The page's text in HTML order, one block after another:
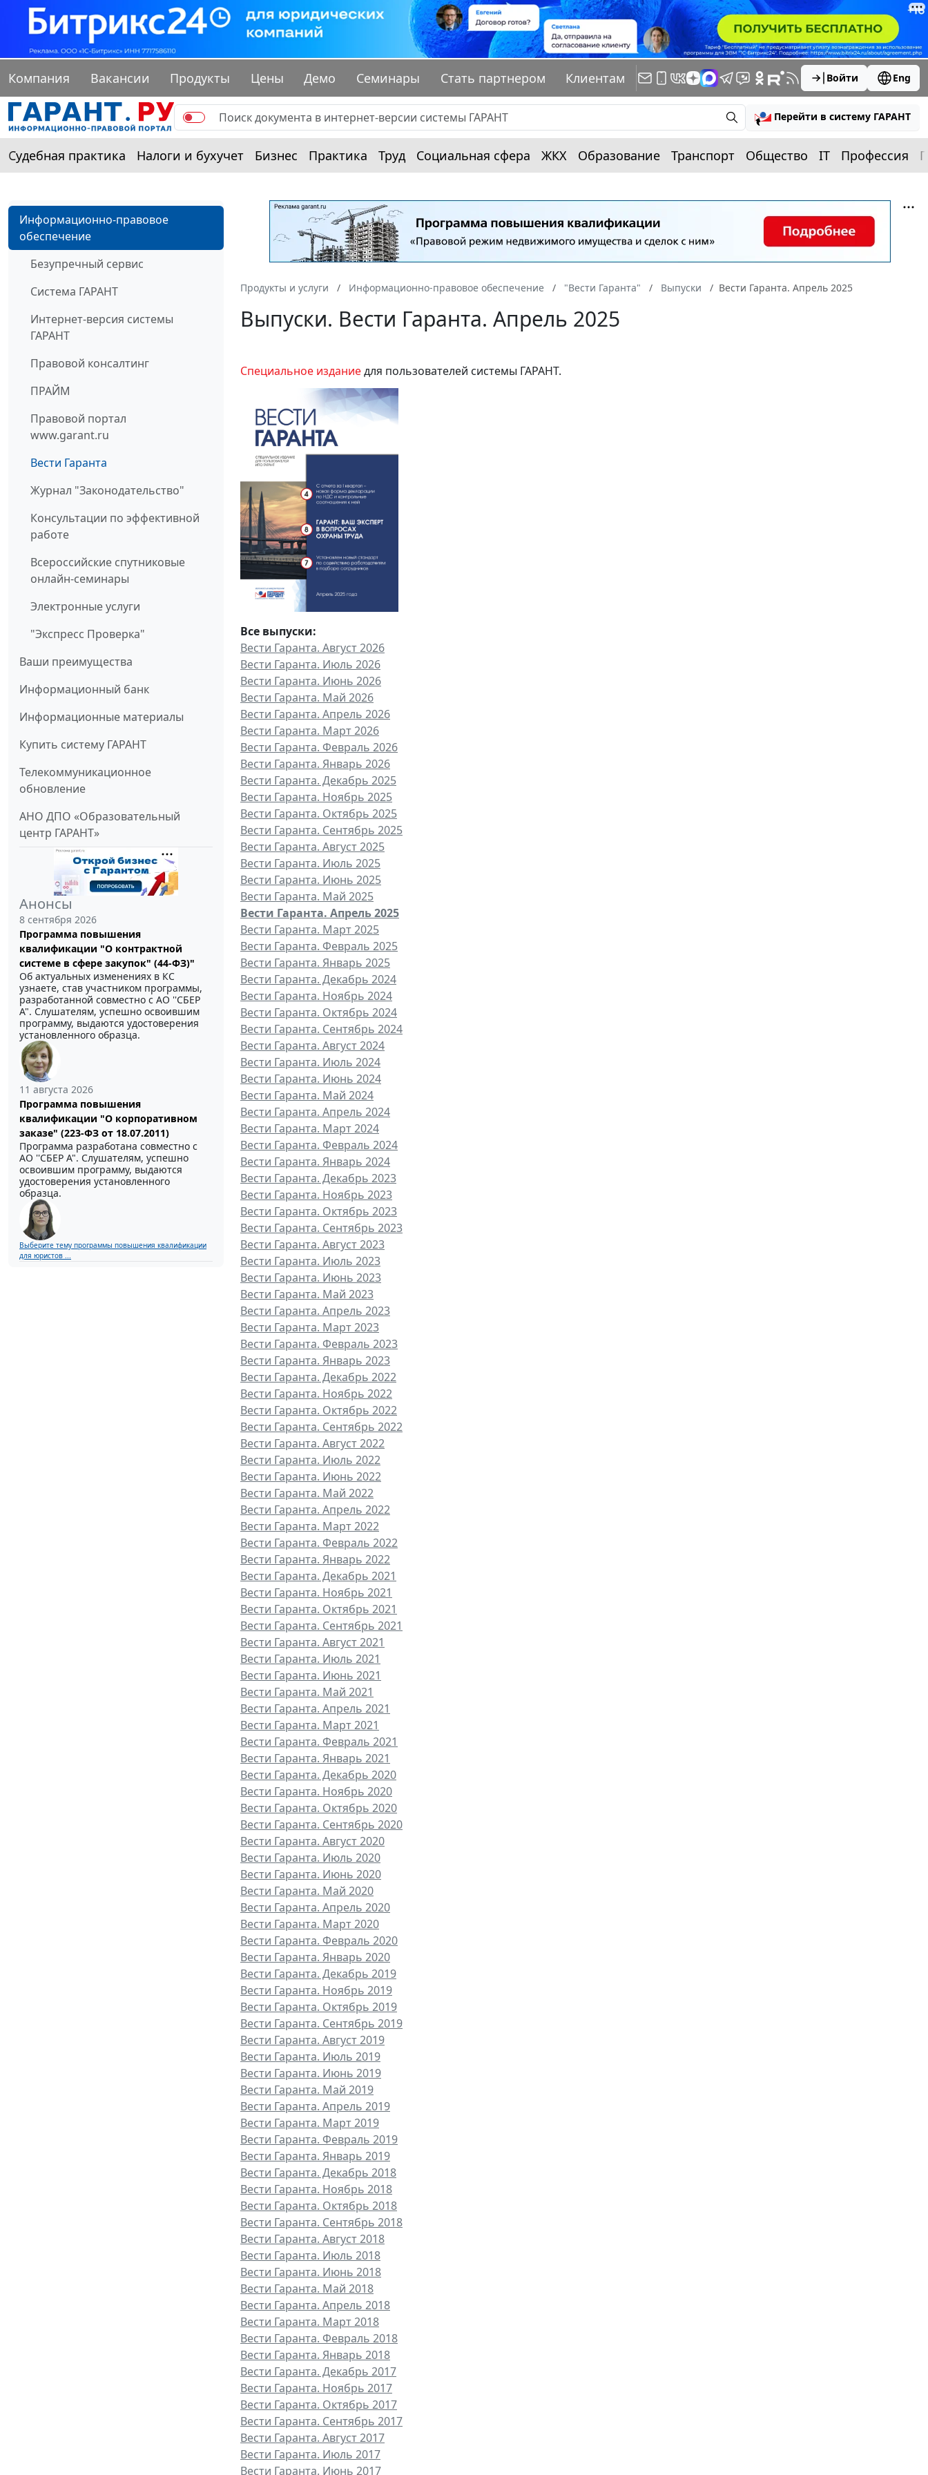
Компания Вакансии Продукты Цены Демо Семинары Стать партнером Клиентам Войти Eng
Перейти в систему ГАРАНТ
Судебная практика Налоги и бухучет Бизнес Практика Труд Социальная сфера ЖКХ Образование Транспорт Общество IT Профессия
Информационно-правовое
обеспечение
Безупречный сервис
Система ГАРАНТ
Интернет-версия системы
ГАРАНТ
Правовой консалтинг
ПРАЙМ
Правовой портал
www.garant.ru
Вести Гаранта
Журнал "Законодательство"
Консультации по эффективной
работе
Всероссийские спутниковые
онлайн-семинары
Электронные услуги
"Экспресс Проверка"
Ваши преимущества
Информационный банк
Информационные материалы
Купить систему ГАРАНТ
Телекоммуникационное
обновление
АНО ДПО «Образовательный
центр ГАРАНТ»
Анонсы
8 сентября 2026
Программа повышения
квалификации "О контрактной
системе в сфере закупок" (44-ФЗ)"
Об актуальных изменениях в КС
узнаете, став участником программы,
разработанной совместно с АО ''СБЕР
А". Слушателям, успешно освоившим
программу, выдаются удостоверения
установленного образца.
11 августа 2026
Программа повышения
квалификации "О корпоративном
заказе" (223-ФЗ от 18.07.2011)
Программа разработана совместно с
АО ''СБЕР А". Слушателям, успешно
освоившим программу, выдаются
удостоверения установленного
образца.
Выберите тему программы повышения квалификации
для юристов ...
Продукты и услуги Информационно-правовое обеспечение "Вести Гаранта" Выпуски Вести Гаранта. Апрель 2025
Выпуски. Вести Гаранта. Апрель 2025
Специальное изданиедля пользователей системы ГАРАНТ.
Все выпуски:
Вести Гаранта. Август 2026
Вести Гаранта. Июль 2026
Вести Гаранта. Июнь 2026
Вести Гаранта. Май 2026
Вести Гаранта. Апрель 2026
Вести Гаранта. Март 2026
Вести Гаранта. Февраль 2026
Вести Гаранта. Январь 2026
Вести Гаранта. Декабрь 2025
Вести Гаранта. Ноябрь 2025
Вести Гаранта. Октябрь 2025
Вести Гаранта. Сентябрь 2025
Вести Гаранта. Август 2025
Вести Гаранта. Июль 2025
Вести Гаранта. Июнь 2025
Вести Гаранта. Май 2025
Вести Гаранта. Апрель 2025
Вести Гаранта. Март 2025
Вести Гаранта. Февраль 2025
Вести Гаранта. Январь 2025
Вести Гаранта. Декабрь 2024
Вести Гаранта. Ноябрь 2024
Вести Гаранта. Октябрь 2024
Вести Гаранта. Сентябрь 2024
Вести Гаранта. Август 2024
Вести Гаранта. Июль 2024
Вести Гаранта. Июнь 2024
Вести Гаранта. Май 2024
Вести Гаранта. Апрель 2024
Вести Гаранта. Март 2024
Вести Гаранта. Февраль 2024
Вести Гаранта. Январь 2024
Вести Гаранта. Декабрь 2023
Вести Гаранта. Ноябрь 2023
Вести Гаранта. Октябрь 2023
Вести Гаранта. Сентябрь 2023
Вести Гаранта. Август 2023
Вести Гаранта. Июль 2023
Вести Гаранта. Июнь 2023
Вести Гаранта. Май 2023
Вести Гаранта. Апрель 2023
Вести Гаранта. Март 2023
Вести Гаранта. Февраль 2023
Вести Гаранта. Январь 2023
Вести Гаранта. Декабрь 2022
Вести Гаранта. Ноябрь 2022
Вести Гаранта. Октябрь 2022
Вести Гаранта. Сентябрь 2022
Вести Гаранта. Август 2022
Вести Гаранта. Июль 2022
Вести Гаранта. Июнь 2022
Вести Гаранта. Май 2022
Вести Гаранта. Апрель 2022
Вести Гаранта. Март 2022
Вести Гаранта. Февраль 2022
Вести Гаранта. Январь 2022
Вести Гаранта. Декабрь 2021
Вести Гаранта. Ноябрь 2021
Вести Гаранта. Октябрь 2021
Вести Гаранта. Сентябрь 2021
Вести Гаранта. Август 2021
Вести Гаранта. Июль 2021
Вести Гаранта. Июнь 2021
Вести Гаранта. Май 2021
Вести Гаранта. Апрель 2021
Вести Гаранта. Март 2021
Вести Гаранта. Февраль 2021
Вести Гаранта. Январь 2021
Вести Гаранта. Декабрь 2020
Вести Гаранта. Ноябрь 2020
Вести Гаранта. Октябрь 2020
Вести Гаранта. Сентябрь 2020
Вести Гаранта. Август 2020
Вести Гаранта. Июль 2020
Вести Гаранта. Июнь 2020
Вести Гаранта. Май 2020
Вести Гаранта. Апрель 2020
Вести Гаранта. Март 2020
Вести Гаранта. Февраль 2020
Вести Гаранта. Январь 2020
Вести Гаранта. Декабрь 2019
Вести Гаранта. Ноябрь 2019
Вести Гаранта. Октябрь 2019
Вести Гаранта. Сентябрь 2019
Вести Гаранта. Август 2019
Вести Гаранта. Июль 2019
Вести Гаранта. Июнь 2019
Вести Гаранта. Май 2019
Вести Гаранта. Апрель 2019
Вести Гаранта. Март 2019
Вести Гаранта. Февраль 2019
Вести Гаранта. Январь 2019
Вести Гаранта. Декабрь 2018
Вести Гаранта. Ноябрь 2018
Вести Гаранта. Октябрь 2018
Вести Гаранта. Сентябрь 2018
Вести Гаранта. Август 2018
Вести Гаранта. Июль 2018
Вести Гаранта. Июнь 2018
Вести Гаранта. Май 2018
Вести Гаранта. Апрель 2018
Вести Гаранта. Март 2018
Вести Гаранта. Февраль 2018
Вести Гаранта. Январь 2018
Вести Гаранта. Декабрь 2017
Вести Гаранта. Ноябрь 2017
Вести Гаранта. Октябрь 2017
Вести Гаранта. Сентябрь 2017
Вести Гаранта. Август 2017
Вести Гаранта. Июль 2017
Вести Гаранта. Июнь 2017